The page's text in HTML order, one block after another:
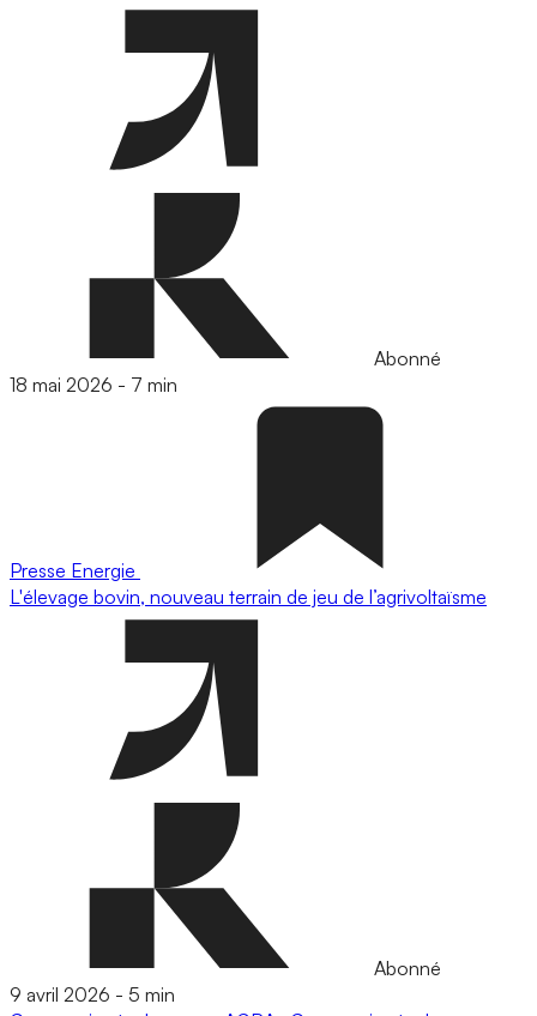
Abonné
18 mai 2026 - 7 min
Presse Energie
L'élevage bovin, nouveau terrain de jeu de l’agrivoltaïsme
Abonné
9 avril 2026 - 5 min